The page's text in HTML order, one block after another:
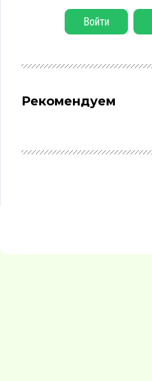
Войти
Рекомендуем